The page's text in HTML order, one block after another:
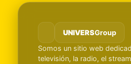
UNIVERSGroup
Somos un sitio web
televisión, la radio, el